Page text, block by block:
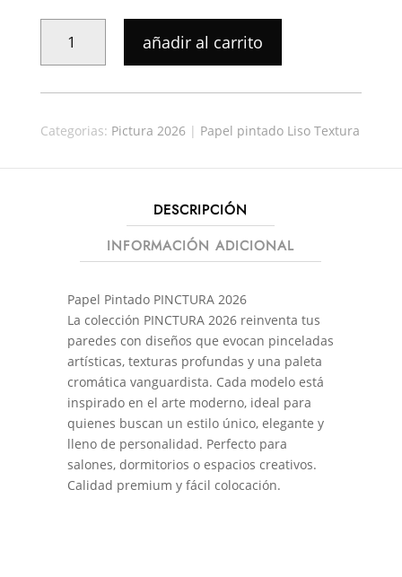
PINTADO
PICTURA
28884
añadir al carrito
Categorias: Pictura 2026| Papel pintado Liso Textura
DESCRIPCIÓN
INFORMACIÓN ADICIONAL
Papel Pintado PINCTURA 2026
La colección PINCTURA 2026 reinventa tus
paredes con diseños que evocan pinceladas
artísticas, texturas profundas y una paleta
cromática vanguardista. Cada modelo está
inspirado en el arte moderno, ideal para
quienes buscan un estilo único, elegante y
lleno de personalidad. Perfecto para
salones, dormitorios o espacios creativos.
Calidad premium y fácil colocación.